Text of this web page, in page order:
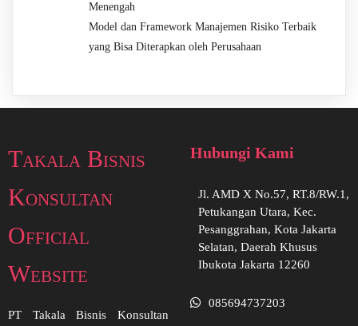
Menengah
Model dan Framework Manajemen Risiko Terbaik
yang Bisa Diterapkan oleh Perusahaan
Takala Bisnis
Konsultan
Official
Website
PT Takala Bisnis Konsultan
Hubungi Kami
Jl. AMD X No.57, RT.8/RW.1,
Petukangan Utara, Kec.
Pesanggrahan, Kota Jakarta
Selatan, Daerah Khusus
Ibukota Jakarta 12260
085694737203